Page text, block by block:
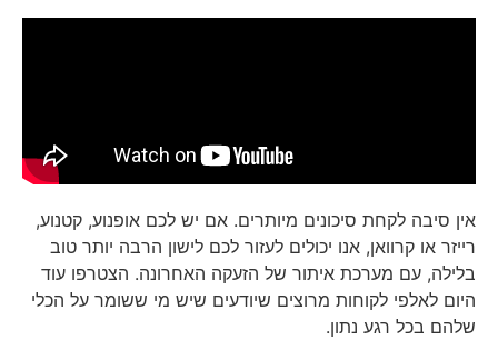
אין סיבה לקחת סיכונים מיותרים. אם יש לכם אופנוע, קטנוע,
רייזר או קרוואן, אנו יכולים לעזור לכם לישון הרבה יותר טוב
בלילה, עם מערכת איתור של הזעקה האחרונה. הצטרפו עוד
היום לאלפי לקוחות מרוצים שיודעים שיש מי ששומר על הכלי
שלהם בכל רגע נתון.